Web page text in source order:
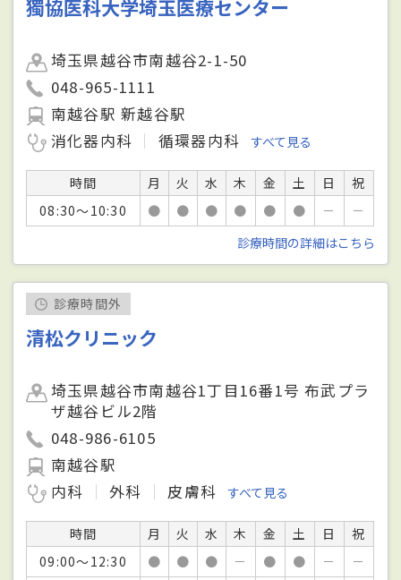
獨協医科大学埼玉医療センター
埼玉県越谷市南越谷2-1-50
048-965-1111
南越谷駅 新越谷駅
消化器内科
循環器内科 すべて見る
時間 月 火 水 木 金 土 日
祝
08:30～10:30
● ● ● ● ● ● －
－
診療時間の詳細はこちら
診療時間外
清松クリニック
埼玉県越谷市南越谷1丁目16番1号 布武プラ
ザ越谷ビル2階
048-986-6105
南越谷駅
内科
外科 皮膚科 すべて見る
時間 月 火 水 木 金 土 日
祝
09:00～12:30
● ● ● － ● ● －
－